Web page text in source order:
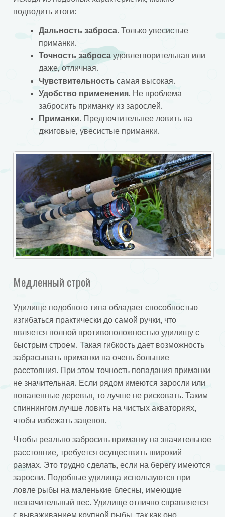
подводить итоги:
Дальность заброса. Только увесистые
приманки.
Точность забросаудовлетворительная или
даже, отличная.
Чувствительность самая высокая.
Удобство применения. Не проблема
забросить приманку из зарослей.
Приманки. Предпочтительнее ловить на
джиговые, увесистые приманки.
Медленный строй
Удилище подобного типа обладает способностью
изгибаться практически до самой ручки, что
является полной противоположностью удилищу с
быстрым строем. Такая гибкость дает возможность
забрасывать приманки на очень большие
расстояния. При этом точность попадания приманки
не значительная. Если рядом имеются заросли или
поваленные деревья, то лучше не рисковать. Таким
спиннингом лучше ловить на чистых акваториях,
чтобы избежать зацепов.
Чтобы реально забросить приманку на значительное
расстояние, требуется осуществить широкий
размах. Это трудно сделать, если на берегу имеются
заросли. Подобные удилища используются при
ловле рыбы на маленькие блесны, имеющие
незначительный вес. Удилище отлично справляется